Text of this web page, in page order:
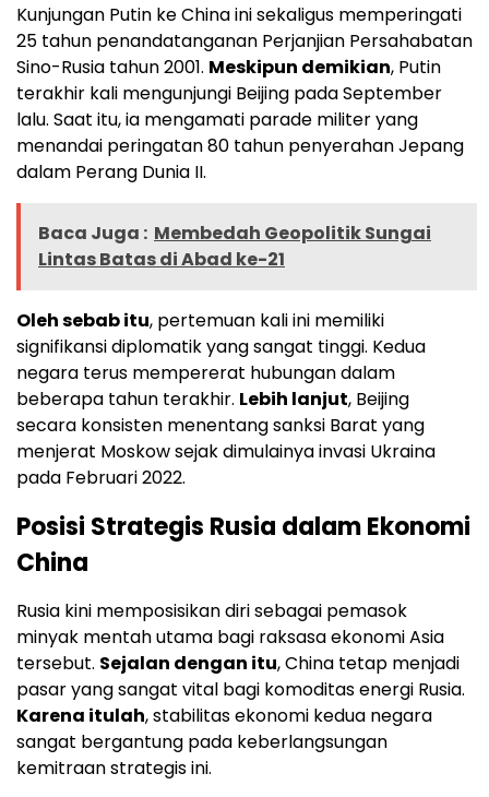
Kunjungan Putin ke China ini sekaligus memperingati
25 tahun penandatanganan Perjanjian Persahabatan
Sino-Rusia tahun 2001. Meskipun demikian, Putin
terakhir kali mengunjungi Beijing pada September
lalu. Saat itu, ia mengamati parade militer yang
menandai peringatan 80 tahun penyerahan Jepang
dalam Perang Dunia II.
Baca Juga : Membedah Geopolitik Sungai
Lintas Batas di Abad ke-21
Oleh sebab itu, pertemuan kali ini memiliki
signifikansi diplomatik yang sangat tinggi. Kedua
negara terus mempererat hubungan dalam
beberapa tahun terakhir. Lebih lanjut, Beijing
secara konsisten menentang sanksi Barat yang
menjerat Moskow sejak dimulainya invasi Ukraina
pada Februari 2022.
Posisi Strategis Rusia dalam Ekonomi
China
Rusia kini memposisikan diri sebagai pemasok
minyak mentah utama bagi raksasa ekonomi Asia
tersebut. Sejalan dengan itu, China tetap menjadi
pasar yang sangat vital bagi komoditas energi Rusia.
Karena itulah, stabilitas ekonomi kedua negara
sangat bergantung pada keberlangsungan
kemitraan strategis ini.